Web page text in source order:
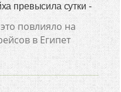
превысила сутки -
повлияло на
в Египет